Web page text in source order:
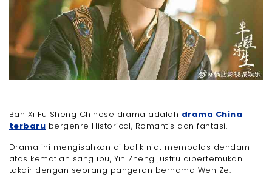
Ban Xi Fu Sheng Chinese drama adalah drama China
terbaru bergenre Historical, Romantis dan fantasi.
Drama ini mengisahkan di balik niat membalas dendam
atas kematian sang ibu, Yin Zheng justru dipertemukan
takdir dengan seorang pangeran bernama Wen Ze.